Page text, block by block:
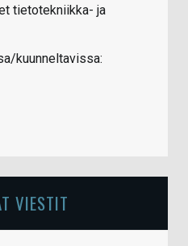
tietotekniikka- ja
kuunneltavissa:
VIESTIT